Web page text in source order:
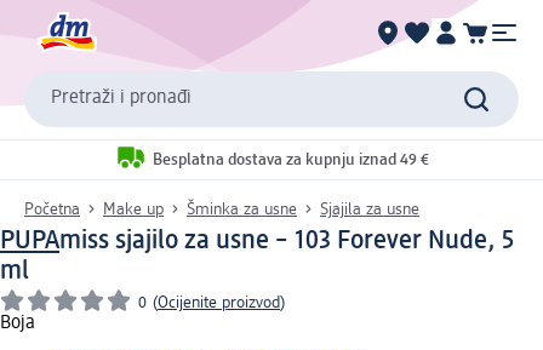
Pretraži i pronađi
Besplatna dostava za kupnju iznad 49 €
Početna Make up Šminka za usne Sjajila za usne
PUPAmiss sjajilo za usne – 103 Forever Nude, 5
ml
0 (Ocijenite proizvod)
Boja